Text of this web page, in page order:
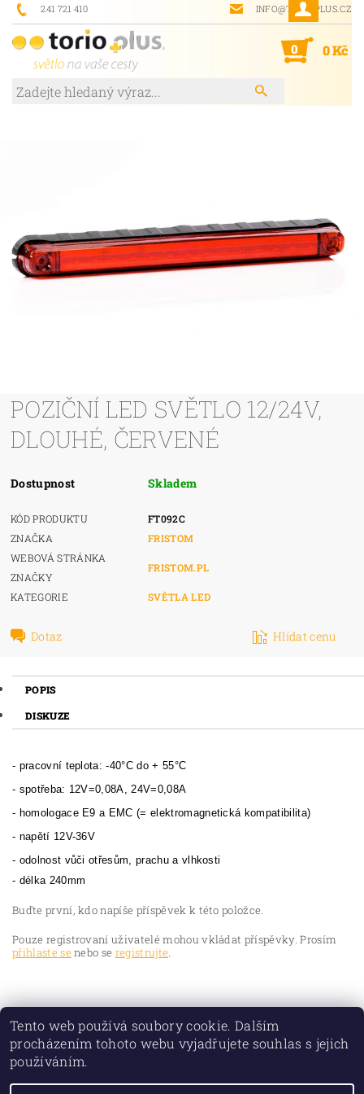
241 721 410 INFO@TORIOPLUS.CZ
0 0 Kč
POZIČNÍ LED SVĚTLO 12/24V,
DLOUHÉ, ČERVENÉ
Dostupnost Skladem
KÓD PRODUKTU
FT092C
ZNAČKA
FRISTOM
WEBOVÁ STRÁNKA
ZNAČKY
FRISTOM.PL
KATEGORIE SVĚTLA LED
Dotaz Hlídat cenu
POPIS
DISKUZE
- pracovní teplota: -40°C do + 55°C
- spotřeba: 12V=0,08A, 24V=0,08A
- homologace E9 a EMC (= elektromagnetická kompatibilita)
- napětí 12V-36V
- odolnost vůči otřesům, prachu a vlhkosti
- délka 240mm
Buďte první, kdo napíše příspěvek k této položce.
Pouze registrovaní uživatelé mohou vkládat příspěvky. Prosím
přihlaste senebo se registrujte.
Tento web používá soubory cookie. Dalším
procházením tohoto webu vyjadřujete souhlas s jejich
používáním.